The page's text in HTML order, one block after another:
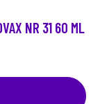
NR 31 60 ML